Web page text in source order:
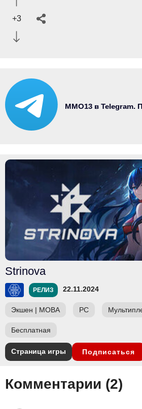
+3
MMO13 в Telegram.
Strinova
РЕЛИЗ 22.11.2024
Экшен | MOBA PC
Бесплатная
Страница игры Подписаться
Комментарии (2)